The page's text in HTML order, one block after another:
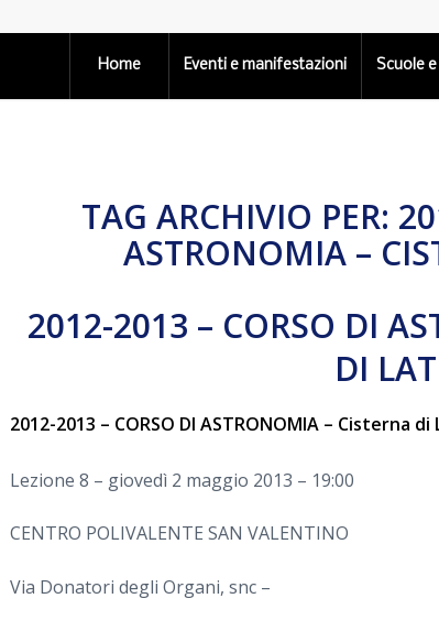
Home Eventi e manifestazioni Scuole e
TAG ARCHIVIO PER:
ASTRONOMIA –
2012-2013 – CORSO DI
DI
2012-2013 – CORSO DI ASTRONOMIA – Cisterna di
Lezione 8 – giovedì 2 maggio 2013 – 19:00
CENTRO POLIVALENTE SAN VALENTINO
Via Donatori degli Organi, snc –